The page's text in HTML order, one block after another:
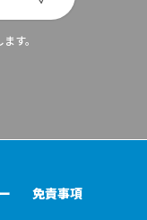
す。
免責事項